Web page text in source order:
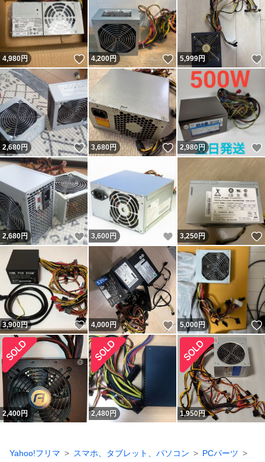
4,980円 いいね！
4,200円 いいね！
5,999円
2,680円 いいね！
3,680円 いいね！
2,980円
2,680円 いいね！
3,600 円 いいね！
3,250円
3,900円 いいね！
4,000円 いいね！
5,000円
2,400円 2,480 円 1,950円
Yahoo!フリマ スマホ、タブレット、パソコン
PCパーツ